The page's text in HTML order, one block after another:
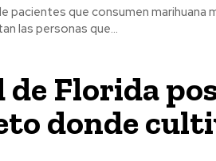
pacientes que consumen marihuana
las personas que...
Florida
donde